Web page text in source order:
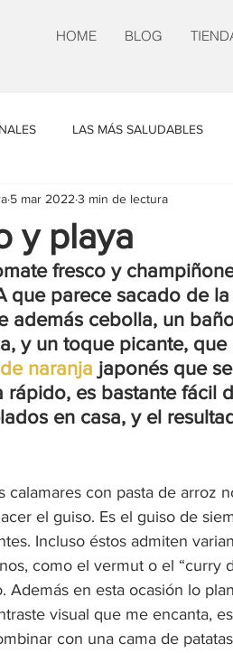
HOME BLOG
LAS MÁS SALUDABLES
NUESTRO UN POCO DE TODO
y playa
5 mar 2022 3 min de lectura
fresco y
que parece sacado de
además cebolla, un
y un toque picante,
naranja japonés que
rápido, es bastante fácil
en casa, y el
calamares con pasta de arroz
el guiso. Es el guiso de
Incluso éstos admiten
como el vermut o el “curry
Además en esta ocasión lo
visual que me encanta,
con una cama de